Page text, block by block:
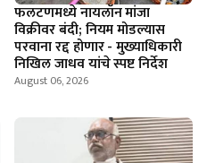
फलटणमध्ये नायलॉन मांजा
विक्रीवर बंदी; नियम मोडल्यास
परवाना रद्द होणार - मुख्याधिकारी
निखिल जाधव यांचे स्पष्ट निर्देश
August 06, 2026